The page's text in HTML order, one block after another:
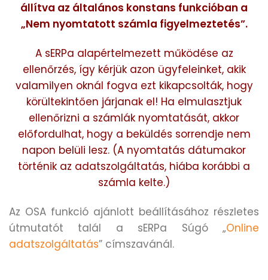
állítva az általános konstans funkcióban a
„Nem nyomtatott számla figyelmeztetés”.
A sERPa alapértelmezett működése az
ellenőrzés, így kérjük azon ügyfeleinket, akik
valamilyen oknál fogva ezt kikapcsolták, hogy
körültekintően járjanak el! Ha elmulasztjuk
ellenőrizni a számlák nyomtatását, akkor
előfordulhat, hogy a beküldés sorrendje nem
napon belüli lesz. (A nyomtatás dátumakor
történik az adatszolgáltatás, hiába korábbi a
számla kelte.)
Az OSA funkció ajánlott beállításához részletes
útmutatót talál a sERPa Súgó „Online
adatszolgáltatás” címszavánál.